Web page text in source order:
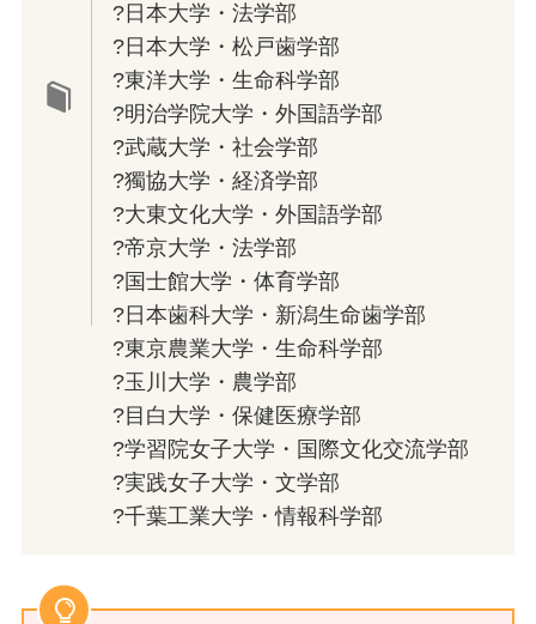
?日本大学・法学部
?日本大学・松戸歯学部
?東洋大学・生命科学部
?明治学院大学・外国語学部
?武蔵大学・社会学部
?獨協大学・経済学部
?大東文化大学・外国語学部
?帝京大学・法学部
?国士館大学・体育学部
?日本歯科大学・新潟生命歯学部
?東京農業大学・生命科学部
?玉川大学・農学部
?目白大学・保健医療学部
?学習院女子大学・国際文化交流学部
?実践女子大学・文学部
?千葉工業大学・情報科学部